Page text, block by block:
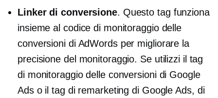
Linker di conversione. Questo tag funziona
insieme al codice di monitoraggio delle
conversioni di AdWords per migliorare la
precisione del monitoraggio. Se utilizzi il tag
di monitoraggio delle conversioni di Google
Ads o il tag di remarketing di Google Ads, di